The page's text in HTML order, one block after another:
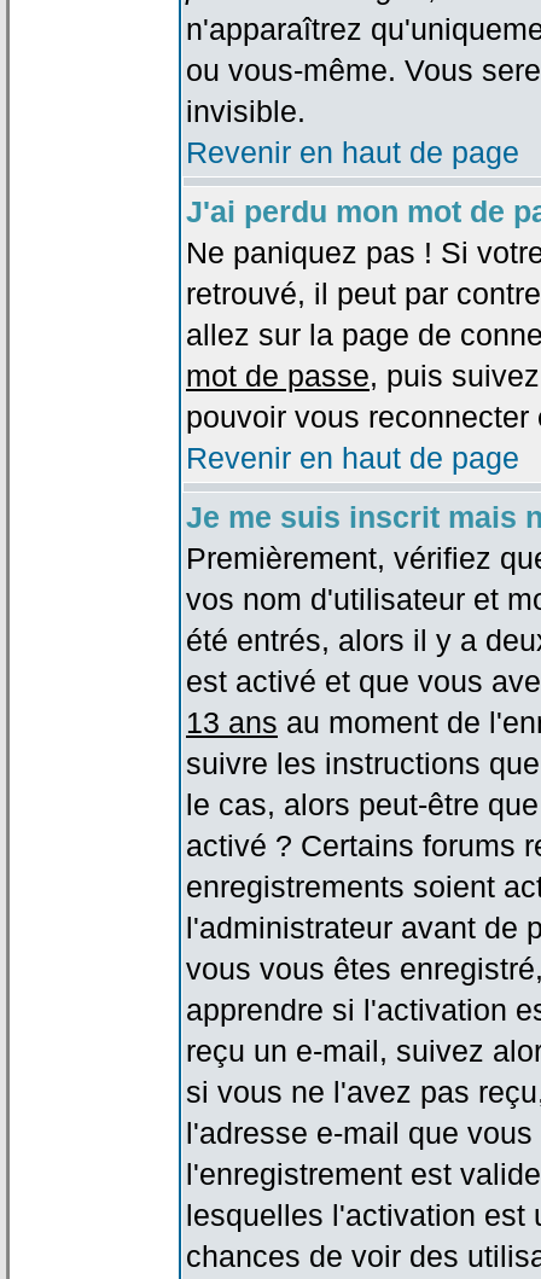
n'apparaîtrez
ou vous-même. Vous
invisible.
Revenir en haut de page
J'ai perdu mon mot de
Ne paniquez pas ! Si
retrouvé, il peut par
allez sur la page de
mot de passe, puis
pouvoir vous
Revenir en haut de page
Je me suis inscrit mais
Premièrement, vérifiez
vos nom d'utilisateur et
été entrés, alors il y a
est activé et que vous
13 ans au moment de
suivre les instructions
le cas, alors peut-être
activé ? Certains forums
enregistrements soient
l'administrateur avant de
vous vous êtes
apprendre si l'activation
reçu un e-mail, suivez
si vous ne l'avez pas
l'adresse e-mail que
l'enregistrement est
lesquelles l'activation est
chances de voir des